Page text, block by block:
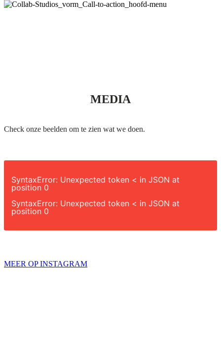
MEDIA
Check onze beelden om te zien wat we doen.
SyntaxError: Unexpected token < in JSON at
position 0
SyntaxError: Unexpected token < in JSON at
position 0
MEER OP INSTAGRAM